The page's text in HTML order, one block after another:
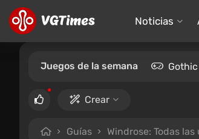
Noticias
Juegos de la semana Gothic
Crear
Guías Windrose: Todas